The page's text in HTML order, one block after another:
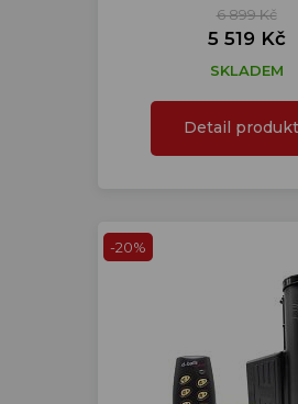
6 899 Kč
5 519 Kč
SKLADEM
Detail
-20%